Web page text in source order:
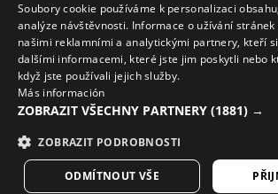
Právní upozornění Soubory cookies
AI při práci s obrázky Mapa
Soubory cookie používáme k personalizaci
analýze návštěvnosti. Informace o užívání
našimi reklamními a analytickými partnery, kteří
dalšími informacemi, které jste jim poskytli nebo
když jste používali jejich služby.
Más información
ZOBRAZIT VŠECHNY PARTNERY (1881) →
ZOBRAZIT PODROBNOSTI
ODMÍTNOUT VŠE